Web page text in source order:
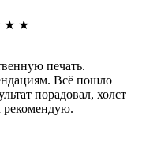
★ ★
печать.
Всё пошло
порадовал, холст
рекомендую.